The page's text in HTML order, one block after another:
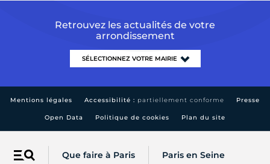
Menu Que faire à Paris Paris en Seine
Retrouvez les actualités de votre
arrondissement
Mentions légales Accessibilité : partiellement conforme Presse
Open Data Politique de cookies Plan du site